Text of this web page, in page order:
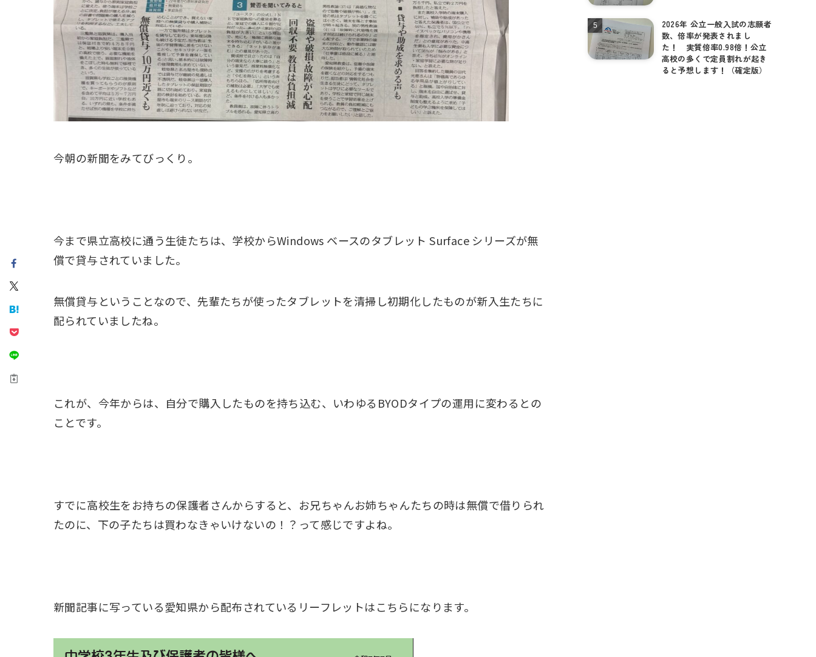
今朝の新聞をみてびっくり。
今まで県立高校に通う生徒たちは、学校からWindows ベースのタブレット Surface シリーズが無
償で貸与されていました。
無償貸与ということなので、先輩たちが使ったタブレットを清掃し初期化したものが新入生たちに
配られていましたね。
これが、今年からは、自分で購入したものを持ち込む、いわゆるBYODタイプの運用に変わるとの
ことです。
すでに高校生をお持ちの保護者さんからすると、お兄ちゃんお姉ちゃんたちの時は無償で借りられ
たのに、下の子たちは買わなきゃいけないの！？って感じですよね。
新聞記事に写っている愛知県から配布されているリーフレットはこちらになります。
2026年 公立一般入試の志願者
数、倍率が発表されまし
た！ 実質倍率0.98倍！公立
高校の多くで定員割れが起き
ると予想します！（確定版）